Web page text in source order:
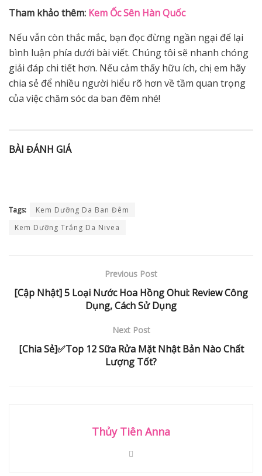
Tham khảo thêm: Kem Ốc Sên Hàn Quốc
Nếu vẫn còn thắc mắc, bạn đọc đừng ngần ngại để lại
bình luận phía dưới bài viết. Chúng tôi sẽ nhanh chóng
giải đáp chi tiết hơn. Nếu cảm thấy hữu ích, chị em hãy
chia sẻ để nhiều người hiểu rõ hơn về tầm quan trọng
của việc chăm sóc da ban đêm nhé!
BÀI ĐÁNH GIÁ
Tags:
Kem Dưỡng Da Ban Đêm
Kem Dưỡng Trắng Da Nivea
Previous Post
[Cập Nhật] 5 Loại Nước Hoa Hồng Ohui: Review Công
Dụng, Cách Sử Dụng
Next Post
[Chia Sẻ]✅Top 12 Sữa Rửa Mặt Nhật Bản Nào Chất
Lượng Tốt?
Thủy Tiên Anna